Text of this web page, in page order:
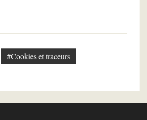
#Cookies et traceurs